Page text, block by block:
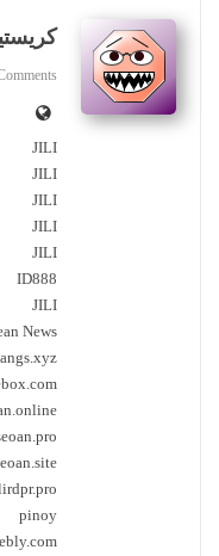
JILI
JILI
JILI
JILI
JILI
ID888
JILI
News
pinoy